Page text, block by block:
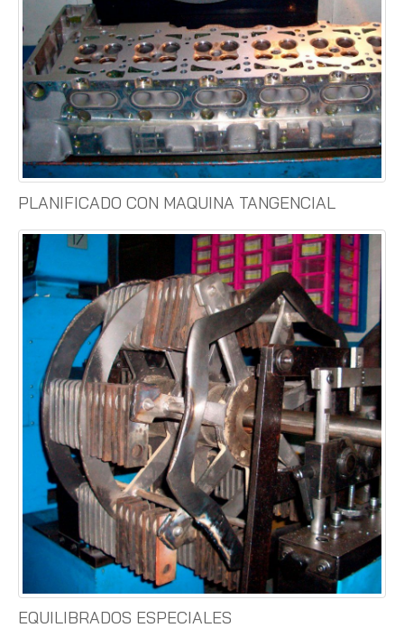
PLANIFICADO CON MAQUINA TANGENCIAL
EQUILIBRADOS ESPECIALES